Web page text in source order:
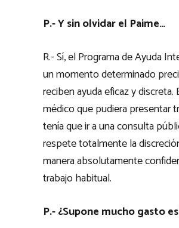
P.- Y sin olvidar el Paime…
R.- Sí, el Programa de Ayuda
un momento determinado
reciben ayuda eficaz y
médico que pudiera presentar
tenía que ir a una consulta
respete totalmente la
manera absolutamente
trabajo habitual.
P.- ¿Supone mucho gasto